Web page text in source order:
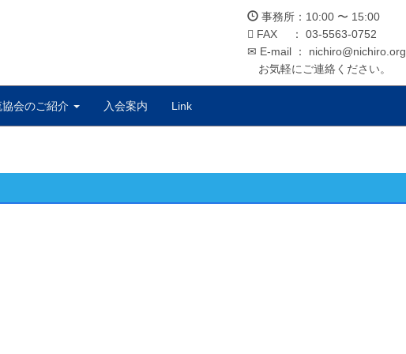
事務所：10:00 〜 15:00
FAX ： 03-5563-0752
E-mail ： nichiro@nichiro.org
お気軽にご連絡ください。
協会のご紹介 入会案内 Link